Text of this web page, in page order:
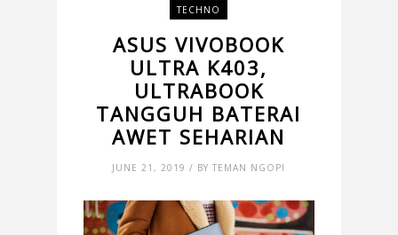
TECHNO
ASUS VIVOBOOK
ULTRA K403,
ULTRABOOK
TANGGUH BATERAI
AWET SEHARIAN
JUNE 21, 2019 / BY TEMAN NGOPI